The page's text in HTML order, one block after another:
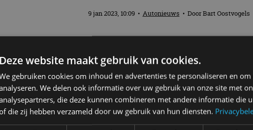
9 jan 2023, 10:09 • Autonieuws • DoorBart Oostvogels
bedrijf achter de Lightyear 0: een
van 250.000 euro. De tweede auto van
stuk bereikbaarder met een richtprijs van
hard aan de ontwikkeling van de Lightyear 2. De
Deze website maakt gebruik van cookies.
gebruiken cookies om inhoud en advertenties te personaliseren en
We delen ook informatie over uw gebruik van onze site met
die deze kunnen combineren met andere informatie die
die zij hebben verzameld door uw gebruik van hun diensten.